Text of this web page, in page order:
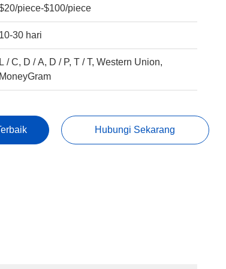
piece-$100/piece
10-30 hari
L / C, D / A, D / P, T / T, Western Union,
MoneyGram
Hubungi Sekarang